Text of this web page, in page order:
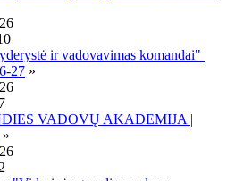
ir vadovavimas komandai" |
27 »
VADOVŲ AKADEMIJA |
»